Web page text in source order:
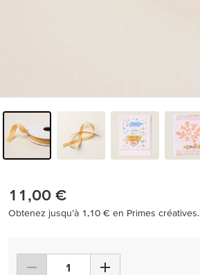
11,00 €
Obtenez jusqu’à 1,10 € en Primes créatives.